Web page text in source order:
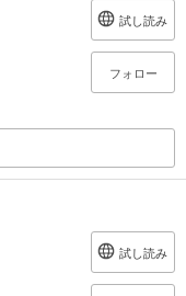
試し読み
フォロー
試し読み